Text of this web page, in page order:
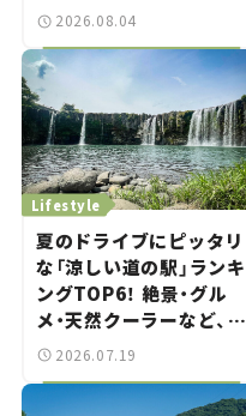
2026.08.04
Lifestyle
夏のドライブにピッタリ
な「涼しい道の駅」ランキ
ングTOP6！ 絶景・グル
メ・天然クーラーなど、避
暑におすすめのスポット
推し駅ガイド】vol.15
2026.07.19